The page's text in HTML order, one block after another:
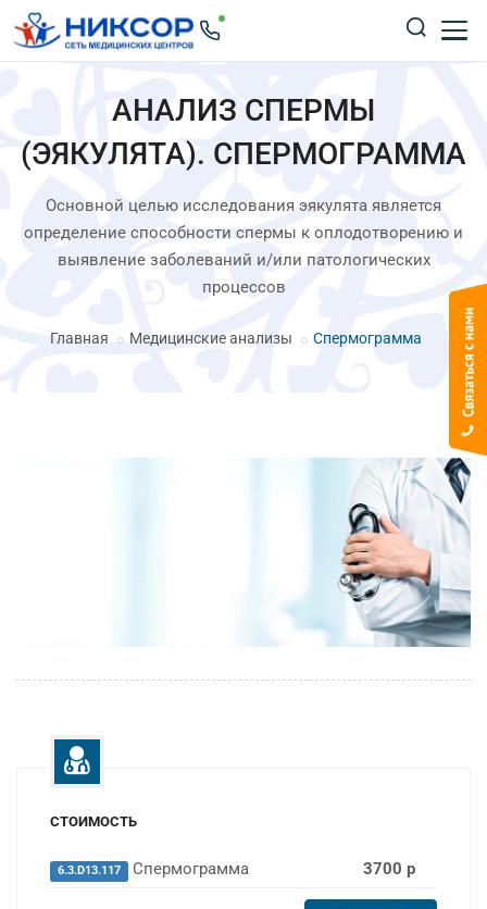
АНАЛИЗ СПЕРМЫ
(ЭЯКУЛЯТА). СПЕРМОГРАММА
Основной целью исследования эякулята является
определение способности спермы к оплодотворению и
выявление заболеваний и/или патологических
процессов
Главная Медицинские анализы Спермограмма
СТОИМОСТЬ
6.3.D13.117 Спермограмма 3700 р